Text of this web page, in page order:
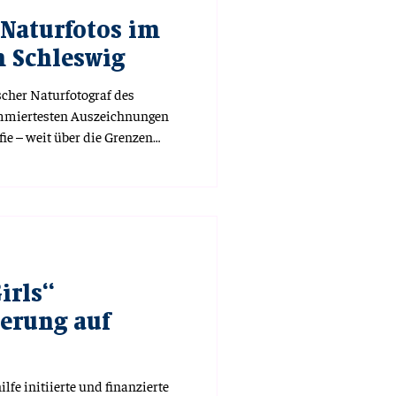
im
Schleswig
Naturfotograf des
Auszeichnungen
– weit über die Grenzen
des S-Foto
auf
initiierte und finanzierte